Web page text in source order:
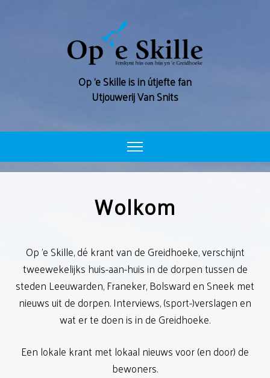
Op ’e Skille is in útjefte fan
Utjouwerij Van Snits
WOLKOM
ARGYF
FERSKININGSDATA
IT FAVORITE RESEPT
POLITIKE REKLAME
Wolkom
Op 'e Skille, dé krant van de Greidhoeke, verschijnt
tweewekelijks huis-aan-huis in de dorpen tussen de
steden Leeuwarden, Franeker, Bolsward en Sneek met
nieuws uit de dorpen. Interviews, (sport-)verslagen en
wat er te doen is in de Greidhoeke.
Een lokale krant met lokaal nieuws voor (en door) de
bewoners.